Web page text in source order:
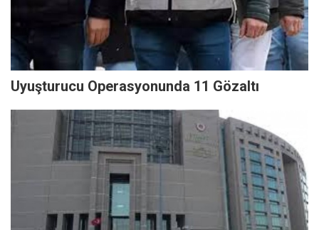
Uyuşturucu Operasyonunda 11 Gözaltı